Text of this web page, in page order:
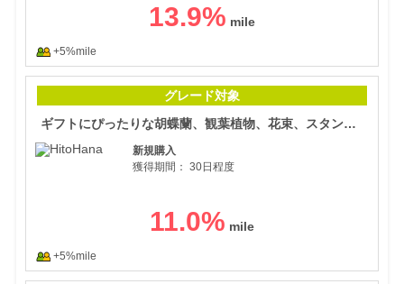
13.9%
+5%mile
グレード対象
ギフトにぴったりな胡蝶蘭、観葉植物、花束、スタンド花の通販サイト【HitoHana】
新規購入
獲得期間： 30日程度
11.0%
+5%mile